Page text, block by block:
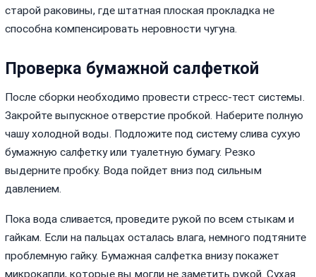
старой раковины, где штатная плоская прокладка не
способна компенсировать неровности чугуна.
Проверка бумажной салфеткой
После сборки необходимо провести стресс-тест системы.
Закройте выпускное отверстие пробкой. Наберите полную
чашу холодной воды. Подложите под систему слива сухую
бумажную салфетку или туалетную бумагу. Резко
выдерните пробку. Вода пойдет вниз под сильным
давлением.
Пока вода сливается, проведите рукой по всем стыкам и
гайкам. Если на пальцах осталась влага, немного подтяните
проблемную гайку. Бумажная салфетка внизу покажет
микрокапли, которые вы могли не заметить рукой. Сухая